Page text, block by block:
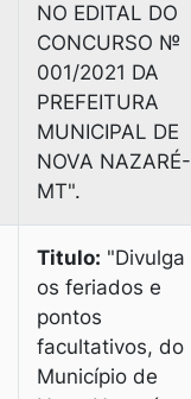
NO EDITAL DO
CONCURSO №
001/2021 DA
PREFEITURA
MUNICIPAL DE
NOVA NAZARÉ-
MТ".
Titulo: "Divulga
os feriados e
pontos
facultativos, do
Município de